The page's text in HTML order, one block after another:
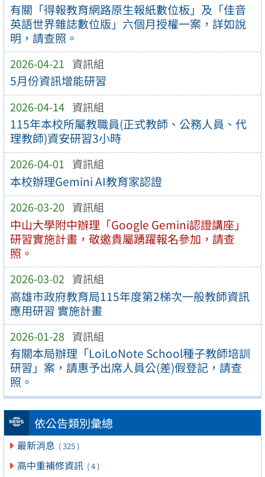
有關「得報教育網路原生報紙數位板」及「佳音
英語世界雜誌數位版」六個月授權一案，詳如說
明，請查照。
2026-04-21 資訊組
5月份資訊增能研習
2026-04-14 資訊組
115年本校所屬教職員(正式教師、公務人員、代
理教師)資安研習3小時
2026-04-01 資訊組
本校辦理Gemini AI教育家認證
2026-03-20 資訊組
中山大學附中辦理「Google Gemini認證講座」
研習實施計畫，敬邀貴屬踴躍報名參加，請查
照。
2026-03-02 資訊組
高雄市政府教育局115年度第2梯次一般教師資訊
應用研習 實施計畫
2026-01-28 資訊組
有關本局辦理「LoiLoNote School種子教師培訓
研習」案，請惠予出席人員公(差)假登記，請查
照。
依公告類別彙總
最新消息 ( 325 )
高中重補修資訊 ( 4 )